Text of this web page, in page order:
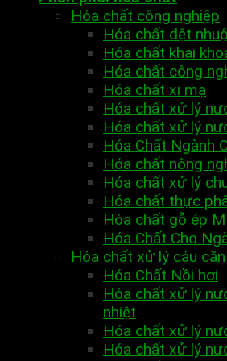
Hóa chất công nghiệp
Hóa chất dệt
Hóa chất khai
Hóa chất công
Hóa chất xi mạ
Hóa chất xử lý
Hóa chất xử lý
Hóa Chất Ngành
Hóa chất nông
Hóa chất xử lý
Hóa chất thực
Hóa chất gỗ ép
Hóa Chất Cho
Hóa chất xử lý cáu
Hóa Chất Nồi hơi
Hóa chất xử lý
nhiệt
Hóa chất xử lý
Hóa chất xử lý